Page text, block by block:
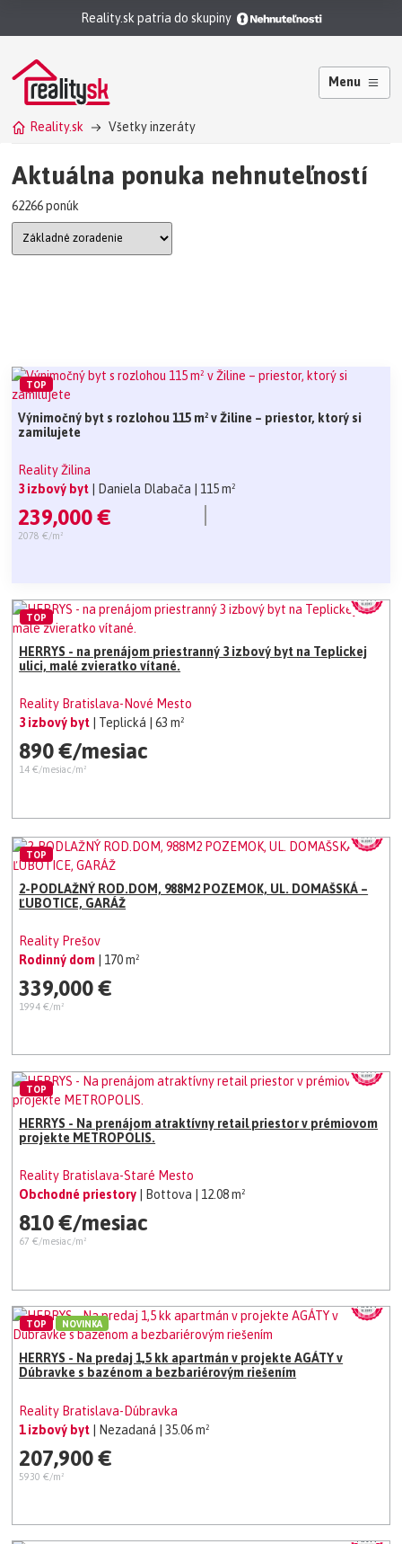
Reality.sk patria do skupiny
Menu
Reality.sk Všetky inzeráty
Aktuálna ponuka nehnuteľností
62266 ponúk
Výnimočný byt s rozlohou 115 m² v Žiline – priestor, ktorý si
zamilujete
Reality Žilina
3 izbový byt
| Daniela Dlabača | 115 m²
239,000 €
2078 €/m²
TOP
HERRYS - na prenájom priestranný 3 izbový byt na Teplickej
ulici, malé zvieratko vítané.
Reality Bratislava-Nové Mesto
3 izbový byt
| Teplická | 63 m²
890 €/mesiac
14 €/mesiac/m²
TOP
2-PODLAŽNÝ ROD.DOM, 988M2 POZEMOK, UL. DOMAŠSKÁ –
ĽUBOTICE, GARÁŽ
Reality Prešov
Rodinný dom
| 170 m²
339,000 €
1994 €/m²
TOP
HERRYS - Na prenájom atraktívny retail priestor v prémiovom
projekte METROPOLIS.
Reality Bratislava-Staré Mesto
Obchodné priestory
| Bottova | 12.08 m²
810 €/mesiac
67 €/mesiac/m²
TOP
HERRYS - Na predaj 1,5 kk apartmán v projekte AGÁTY v
Dúbravke s bazénom a bezbariérovým riešením
Reality Bratislava-Dúbravka
1 izbový byt | Nezadaná | 35.06 m²
207,900 €
5930 €/m²
TOP NOVINKA